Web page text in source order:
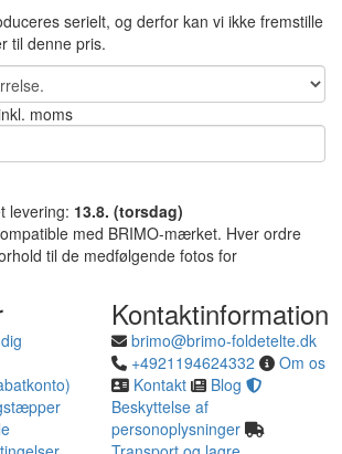
serielt, og derfor kan vi ikke fremstille
til denne pris.
moms
levering: 13.8. (torsdag)
med BRIMO-mærket. Hver ordre
til de medfølgende fotos for
Kontaktinformation
brimo@brimo-foldetelte.dk
+4921194624332
Om os
Kontakt
Blog
Beskyttelse af
personoplysninger